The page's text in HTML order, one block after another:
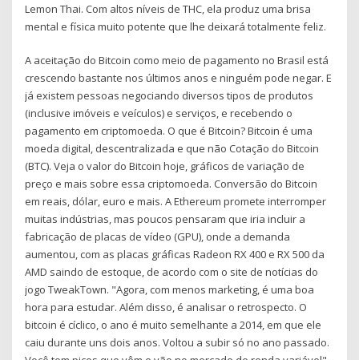
Lemon Thai. Com altos níveis de THC, ela produz uma brisa
mental e física muito potente que lhe deixará totalmente feliz.
A aceitação do Bitcoin como meio de pagamento no Brasil está
crescendo bastante nos últimos anos e ninguém pode negar. E
já existem pessoas negociando diversos tipos de produtos
(inclusive imóveis e veículos) e serviços, e recebendo o
pagamento em criptomoeda. O que é Bitcoin? Bitcoin é uma
moeda digital, descentralizada e que não Cotação do Bitcoin
(BTC). Veja o valor do Bitcoin hoje, gráficos de variação de
preço e mais sobre essa criptomoeda. Conversão do Bitcoin
em reais, dólar, euro e mais. A Ethereum promete interromper
muitas indústrias, mas poucos pensaram que iria incluir a
fabricação de placas de vídeo (GPU), onde a demanda
aumentou, com as placas gráficas Radeon RX 400 e RX 500 da
AMD saindo de estoque, de acordo com o site de notícias do
jogo TweakTown. "Agora, com menos marketing, é uma boa
hora para estudar. Além disso, é analisar o retrospecto. O
bitcoin é cíclico, o ano é muito semelhante a 2014, em que ele
caiu durante uns dois anos. Voltou a subir só no ano passado.